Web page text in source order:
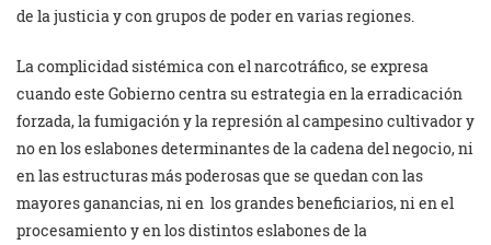
de la justicia y con grupos de poder en varias regiones.
La complicidad sistémica con el narcotráfico, se expresa
cuando este Gobierno centra su estrategia en la erradicación
forzada, la fumigación y la represión al campesino cultivador y
no en los eslabones determinantes de la cadena del negocio, ni
en las estructuras más poderosas que se quedan con las
mayores ganancias, ni en los grandes beneficiarios, ni en el
procesamiento y en los distintos eslabones de la